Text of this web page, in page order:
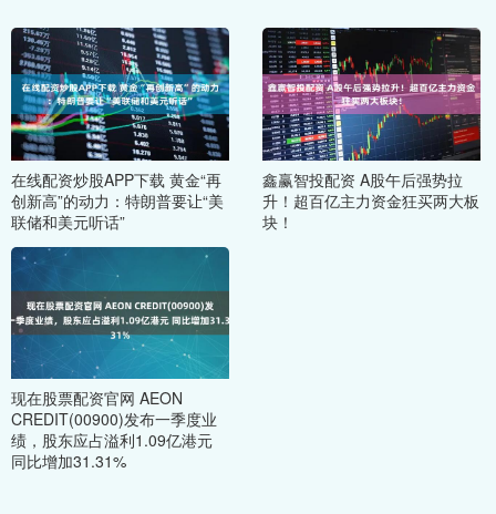
在线配资炒股APP下载 黄金“再
创新高”的动力：特朗普要让“美
联储和美元听话”
鑫赢智投配资 A股午后强势拉
升！超百亿主力资金狂买两大板
块！
现在股票配资官网 AEON
CREDIT(00900)发布一季度业
绩，股东应占溢利1.09亿港元
同比增加31.31%